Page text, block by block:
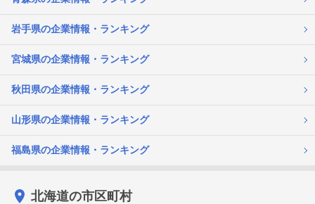
岩手県の企業情報・ランキング
宮城県の企業情報・ランキング
秋田県の企業情報・ランキング
山形県の企業情報・ランキング
福島県の企業情報・ランキング
北海道の市区町村